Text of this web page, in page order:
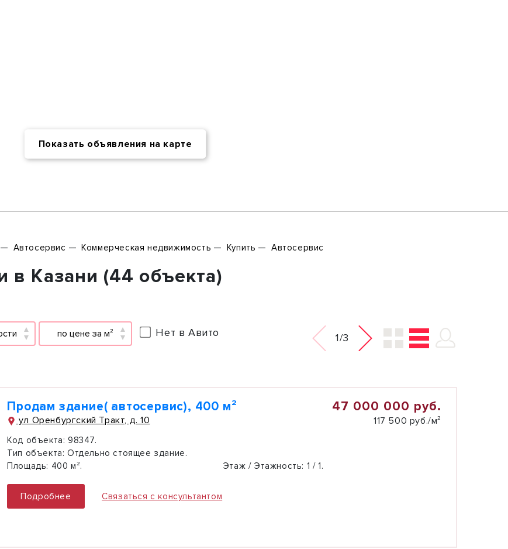
Показать объявления на карте
Автосервис Коммерческая недвижимость Купить Автосервис
в Казани (44 объекта)
по цене за м² Нет в Авито 1/3
Продам здание( автосервис), 400 м²
ул Оренбургский Тракт, д. 10
47 000 000 руб.
117 500 руб./м²
Код объекта: 98347.
Тип объекта: Отдельно стоящее здание.
Площадь: 400 м². Этаж / Этажность: 1 / 1.
Подробнее Связаться с консультантом